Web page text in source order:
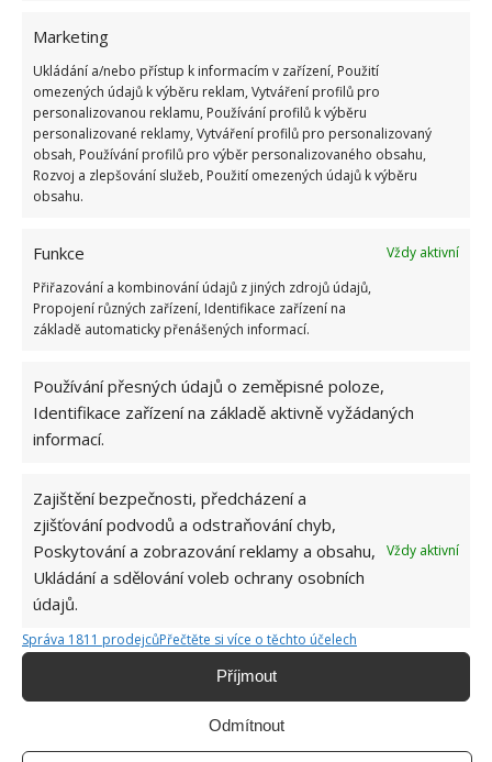
Marketing
Ukládání a/nebo přístup k informacím v zařízení, Použití
omezených údajů k výběru reklam, Vytváření profilů pro
personalizovanou reklamu, Používání profilů k výběru
personalizované reklamy, Vytváření profilů pro personalizovaný
obsah, Používání profilů pro výběr personalizovaného obsahu,
Rozvoj a zlepšování služeb, Použití omezených údajů k výběru
obsahu.
Funkce
Vždy aktivní
Přiřazování a kombinování údajů z jiných zdrojů údajů,
Propojení různých zařízení, Identifikace zařízení na
základě automaticky přenášených informací.
Používání přesných údajů o zeměpisné poloze,
Identifikace zařízení na základě aktivně vyžádaných
informací.
Zajištění bezpečnosti, předcházení a
zjišťování podvodů a odstraňování chyb,
Poskytování a zobrazování reklamy a obsahu,
Ukládání a sdělování voleb ochrany osobních
údajů.
Vždy aktivní
Správa 1811 prodejcůPřečtěte si více o těchto účelech
Příjmout
Odmítnout
Má i patro
I když se to ne první pohled nemusí zdát, tak jejich
nemovitost má dokonce i patro. V tu chvíli je výrazně
zvětšena celková užitná plocha a využitelnost jejich
k plnohodnotnému životu skutečně absolutně nic
nechybí. Je zde místo na spaní, obývací prostor,
místo k práci, ale i vše co je potřebné třeba i